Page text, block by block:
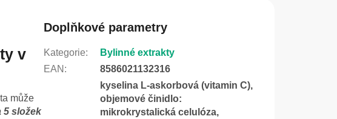
v
může
5 složek
Doplňkové parametry
Kategorie:
Bylinné extrakty
EAN : 8586021132316
kyselina L-askorbová (vitamin C),
objemové činidlo:
mikrokrystalická celulóza,